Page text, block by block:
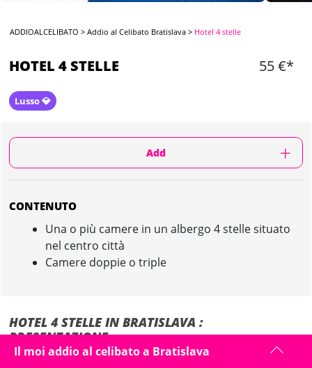
ADDIOALCELIBATO >Addio al Celibato Bratislava > Hotel 4 stelle
HOTEL 4 STELLE 55 €*
Lusso 💎
Add
CONTENUTO
Una o più camere in un albergo 4 stelle situato
nel centro città
Camere doppie o triple
HOTEL 4 STELLE IN BRATISLAVA :
PRESENTAZIONE
Il moi addio al celibato a Bratislava